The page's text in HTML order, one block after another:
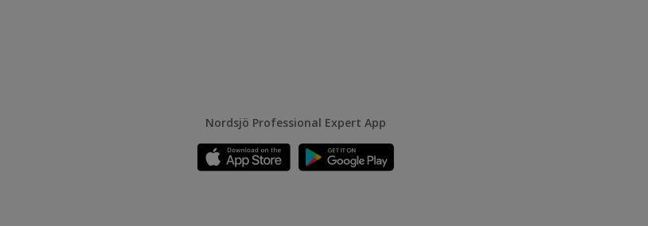
Nordsjö Professional Expert App